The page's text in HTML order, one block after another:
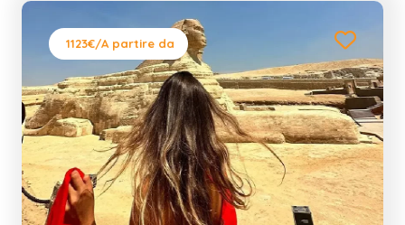
1123€/A partire da